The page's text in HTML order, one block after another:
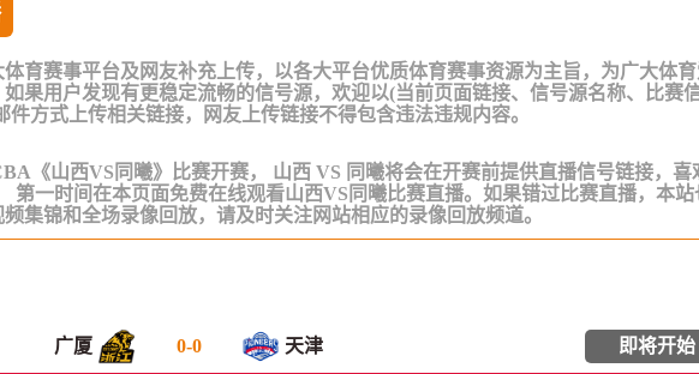
育赛事平台及网友补充上传，以各大平台优质体育赛事资源为主旨，为广大体
果用户发现有更稳定流畅的信号源，欢迎以(当前页面链接、信号源名称、比赛
方式上传相关链接，网友上传链接不得包含违法违规内容。
《山西VS同曦》比赛开赛， 山西 VS 同曦将会在开赛前提供直播信号链接，喜
第一时间在本页面免费在线观看山西VS同曦比赛直播。如果错过比赛直播，本站
集锦和全场录像回放，请及时关注网站相应的录像回放频道。
广厦 0-0 天津 即将开始